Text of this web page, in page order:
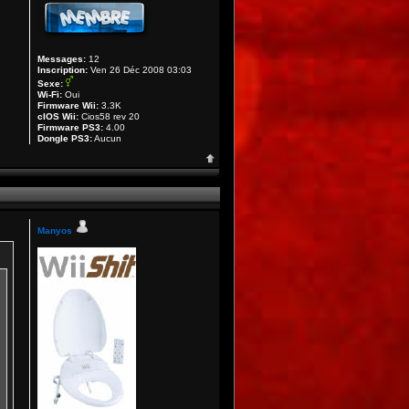
Messages: 12
Inscription: Ven 26 Déc 2008 03:03
Sexe:
Wi-Fi: Oui
Firmware Wii: 3.3K
cIOS Wii: Cios58 rev 20
Firmware PS3: 4.00
Dongle PS3:Aucun
Manyos